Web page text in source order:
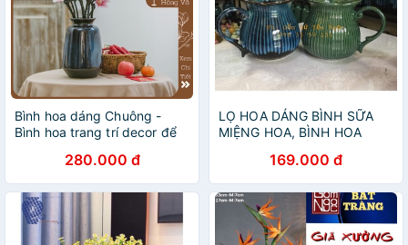
Bình hoa dáng Chuông -
Bình hoa trang trí decor để
280.000 đ
LỌ HOA DÁNG BÌNH SỮA
MIỆNG HOA, BÌNH HOA
169.000 đ